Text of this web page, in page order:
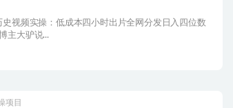
视频实操：低成本四小时出片全网分发日入四位数
主大驴说...
项目